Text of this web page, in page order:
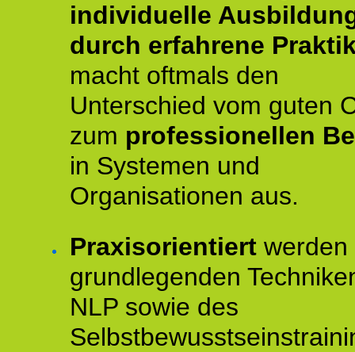
individuelle
durch erfahrene
macht oftmals den
Unterschied vom guten
zum professionellen
in Systemen und
Organisationen aus.
Praxisorientiert werden
grundlegenden
NLP sowie des